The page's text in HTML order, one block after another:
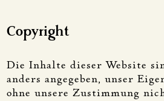
Copyright
Die Inhalte dieser Website
anders angegeben, unser
ohne unsere Zustimmung